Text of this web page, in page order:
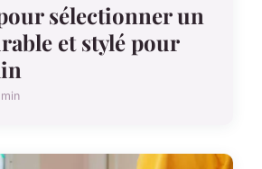
sélectionner un
et stylé pour